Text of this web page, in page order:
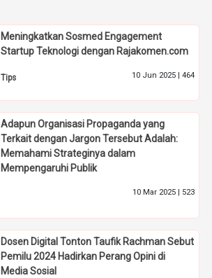
Meningkatkan Sosmed Engagement
Startup Teknologi dengan Rajakomen.com
Tips 10 Jun 2025 | 464
Adapun Organisasi Propaganda yang
Terkait dengan Jargon Tersebut Adalah:
Memahami Strateginya dalam
Mempengaruhi Publik
10 Mar 2025 | 523
Dosen Digital Tonton Taufik Rachman Sebut
Pemilu 2024 Hadirkan Perang Opini di
Media Sosial